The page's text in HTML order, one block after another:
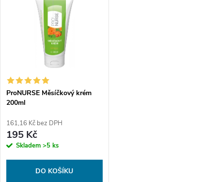
ProNURSE Měsíčkový krém
200ml
161,16 Kč bez DPH
195 Kč
Skladem >5 ks
DO KOŠÍKU